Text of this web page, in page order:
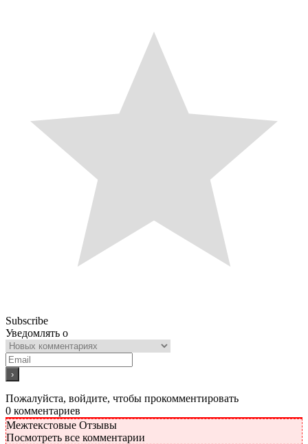
Subscribe
Уведомлять о
Пожалуйста, войдите, чтобы прокомментировать
0 комментариев
Межтекстовые Отзывы
Посмотреть все комментарии